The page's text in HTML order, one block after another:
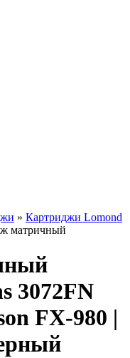
» Картриджи Lomond
матричный
3072FN
FX-980 |